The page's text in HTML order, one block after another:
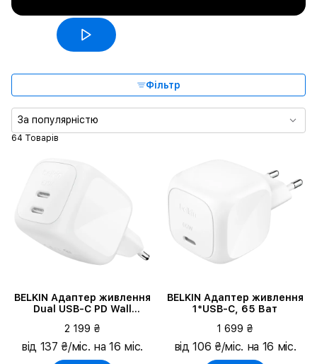
Фільтр
64 Товарів
За популярністю
BELKIN Адаптер живлення
Dual USB-C PD Wall
67 Ват
2 199 ₴
від 137 ₴/міс. на 16 міс.
BELKIN Адаптер живлення
1*USB-C, 65 Ват
1 699 ₴
від 106 ₴/міс. на 16 міс.